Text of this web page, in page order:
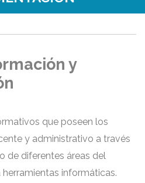
y
que poseen los
y administrativo a través
de diferentes áreas del
informáticas.